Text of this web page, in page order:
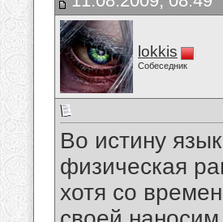
lokkis
Собеседник
Во истину
физическая
хотя со